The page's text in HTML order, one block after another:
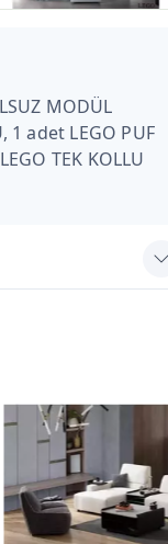
MODÜL
1 adet LEGO PUF
TEK KOLLU